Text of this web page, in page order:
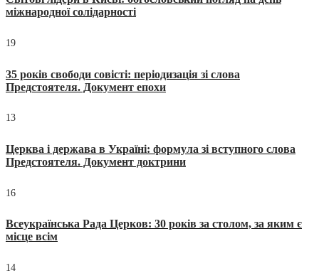
міжнародної солідарності
19
35 років свободи совісті: періодизація зі слова
Предстоятеля. Документ епохи
13
Церква і держава в Україні: формула зі вступного слова
Предстоятеля. Документ доктрини
16
Всеукраїнська Рада Церков: 30 років за столом, за яким є
місце всім
14